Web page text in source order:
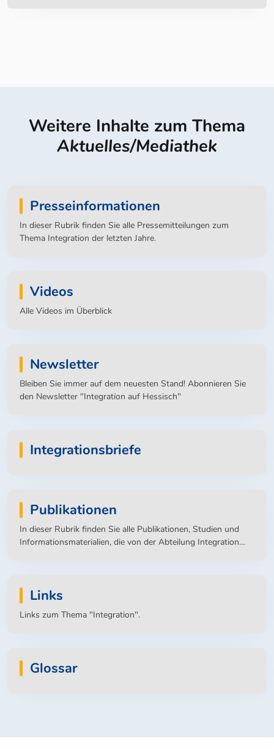
Weitere Inhalte zum Thema
Aktuelles/Mediathek
Presseinformationen
In dieser Rubrik finden Sie alle Pressemitteilungen zum
Thema Integration der letzten Jahre.
Videos
Alle Videos im Überblick
Newsletter
Bleiben Sie immer auf dem neuesten Stand! Abonnieren Sie
den Newsletter "Integration auf Hessisch"
Integrationsbriefe
Publikationen
In dieser Rubrik finden Sie alle Publikationen, Studien und
Informationsmaterialien, die von der Abteilung Integration
Links
Links zum Thema "Integration".
Glossar